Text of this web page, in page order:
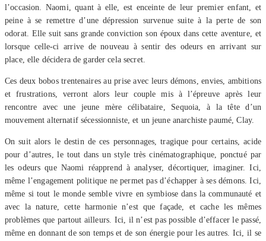
l’occasion. Naomi, quant à elle, est enceinte de leur premier enfant, et
peine à se remettre d’une dépression survenue suite à la perte de son
odorat. Elle suit sans grande conviction son époux dans cette aventure, et
lorsque celle-ci arrive de nouveau à sentir des odeurs en arrivant sur
place, elle décidera de garder cela secret.
Ces deux bobos trentenaires au prise avec leurs démons, envies, ambitions
et frustrations, verront alors leur couple mis à l’épreuve après leur
rencontre avec une jeune mère célibataire, Sequoia, à la tête d’un
mouvement alternatif sécessionniste, et un jeune anarchiste paumé, Clay.
On suit alors le destin de ces personnages, tragique pour certains, acide
pour d’autres, le tout dans un style très cinématographique, ponctué par
les odeurs que Naomi réapprend à analyser, décortiquer, imaginer. Ici,
même l’engagement politique ne permet pas d’échapper à ses démons. Ici,
même si tout le monde semble vivre en symbiose dans la communauté et
avec la nature, cette harmonie n’est que façade, et cache les mêmes
problèmes que partout ailleurs. Ici, il n’est pas possible d’effacer le passé,
même en donnant de son temps et de son énergie pour les autres. Ici, il se